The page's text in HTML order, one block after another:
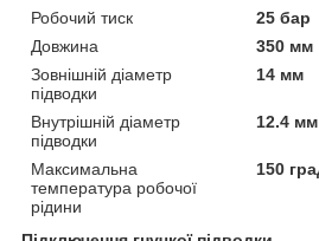
Робочий тиск
25 бар
Довжина
350 мм
Зовнішній діаметр
підводки
14 мм
Внутрішній діаметр
підводки
12.4 мм
Максимальна
температура робочої
рідини
150